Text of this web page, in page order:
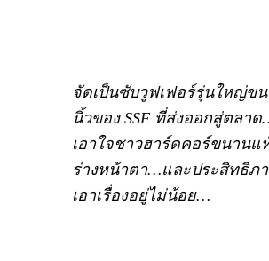
จัดเป็นซับวูฟเฟอร์รุ่นใหญ่ขน
นิ้วของ SSF ที่ส่งออกสู่ตลาด
เอาใจชาวฮาร์ดคอร์ขนาน
ร่างหน้าตา…และประสิทธิภ
เอาเรื่องอยู่ไม่น้อย…